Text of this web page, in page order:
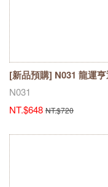
[新品預購] N031 龍運
官網下單)
N031
NT.$648 NT.$720